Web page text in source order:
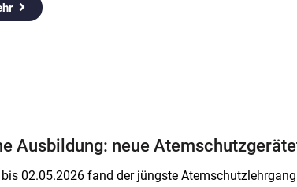
Ausbildung: neue
02.05.2026 fand der jüngste